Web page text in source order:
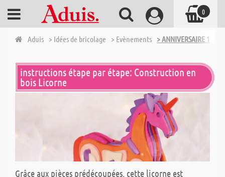
Aduis > Idées de bricolage > Evènements > ANNIVERSAIRE 1ÈRE
instructions étape par étape: Construction en
bois Licorne
Grâce aux pièces prédécoupées, cette licorne est
0